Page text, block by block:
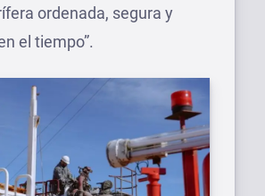
ordenada, segura y
el tiempo”.